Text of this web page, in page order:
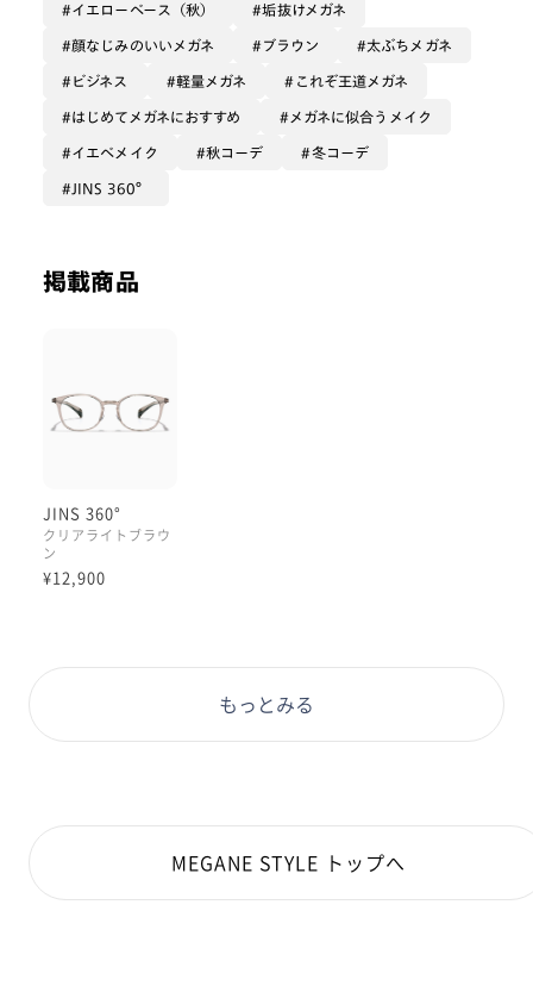
個人的にクリアカラーのフレームはどんな服装にも合わ
せやすいので、
1本は持っておくと重宝するかと思います🙂‍↕️
軽いので長時間かけていても疲れにくいです☁️
イエローベース（秋） 垢抜けメガネ
顔なじみのいいメガネ ブラウン 太ぶちメガネ
ビジネス 軽量メガネ これぞ王道メガネ
はじめてメガネにおすすめ メガネに似合うメイク
イエベメイク 秋コーデ 冬コーデ
JINS 360°
掲載商品
JINS 360°
クリアライトブラウ
ン
¥12,900
もっとみる
MEGANE STYLE トップへ